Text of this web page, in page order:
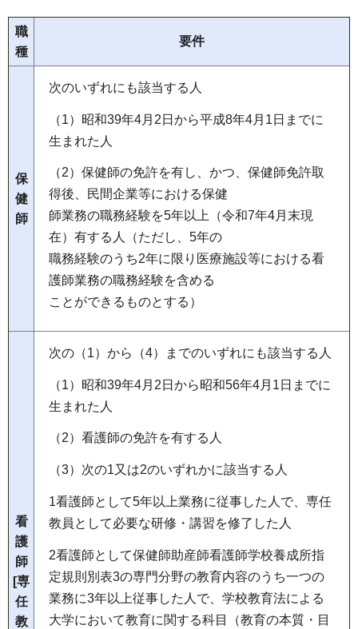
職
種
要件
保
健
師
次のいずれにも該当する人
（1）昭和39年4月2日から平成8年4月1日までに
生まれた人
（2）保健師の免許を有し、かつ、保健師免許取
得後、民間企業等における保健
師業務の職務経験を5年以上（令和7年4月末現
在）有する人（ただし、5年の
職務経験のうち2年に限り医療施設等における看
護師業務の職務経験を含める
ことができるものとする）
看
護
師
[専
任
教
次の（1）から（4）までのいずれにも該当する人
（1）昭和39年4月2日から昭和56年4月1日までに
生まれた人
（2）看護師の免許を有する人
（3）次の1又は2のいずれかに該当する人
1看護師として5年以上業務に従事した人で、専任
教員として必要な研修・講習を修了した人
2看護師として保健師助産師看護師学校養成所指
定規則別表3の専門分野の教育内容のうち一つの
業務に3年以上従事した人で、学校教育法による
大学において教育に関する科目（教育の本質・目